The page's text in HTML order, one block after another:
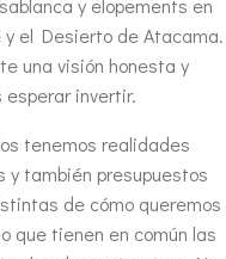
el Desierto de Atacama.
una visión honesta y
esperar invertir.
tenemos realidades
también presupuestos
de cómo queremos
que tienen en común las